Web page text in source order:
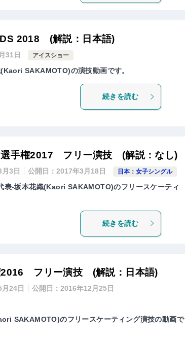
2018 (解説：日本語)
31日 アイスショー
SAKAMOTO)の演技動画です。
続きを読む
手権2017 フリー演技 (解説：なし)
3日 公開日：2017年3月18日 日本：女子シングル
表-坂本花織(Kaori SAKAMOTO)のフリースケーティ
続きを読む
フリー演技 (解説：日本語)
24日 公開日：2016年12月25日
SAKAMOTO)のフリースケーティング演技の動画で